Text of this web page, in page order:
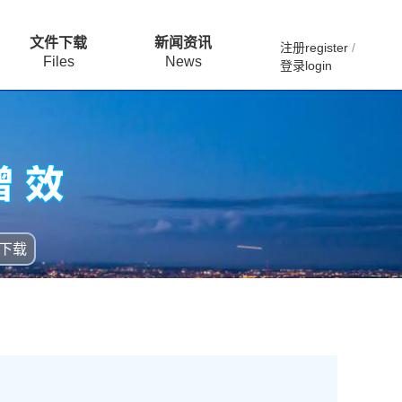
注册register /
登录login
文件下载
Files
新闻资讯
News
载